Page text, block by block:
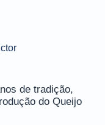
de tradição,
do Queijo